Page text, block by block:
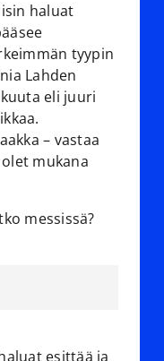
haluat
tyypin
Lahden
eli juuri
– vastaa
mukana
messissä?
esittää ja